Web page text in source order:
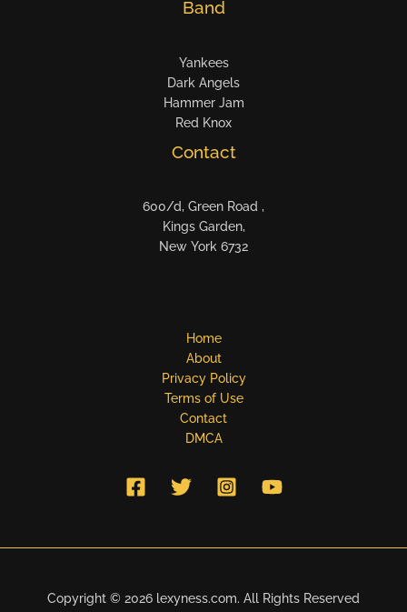
Band
Yankees
Dark Angels
Hammer Jam
Red Knox
Contact
600/d, Green Road ,
Kings Garden,
New York 6732
Home
About
Privacy Policy
Terms of Use
Contact
DMCA
Copyright © 2026 lexyness.com. All Rights Reserved